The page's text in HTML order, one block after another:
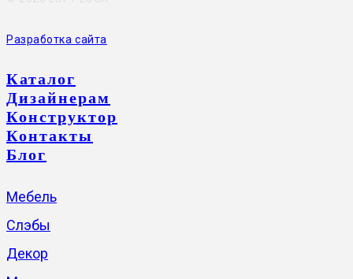
Разработка сайта
Каталог
Дизайнерам
Конструктор
Контакты
Блог
Мебель
Слэбы
Декор